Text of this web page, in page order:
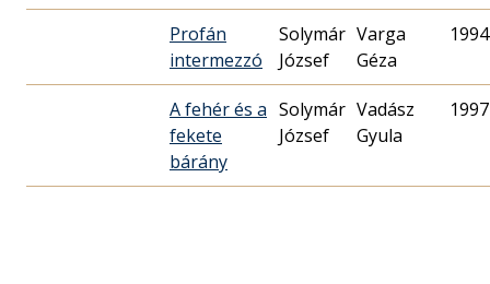
Profán
intermezzó
Solymár
József
Varga
Géza
A fehér és a
fekete
bárány
Solymár
József
Vadász
Gyula